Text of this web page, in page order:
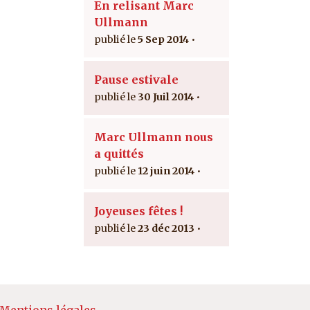
En relisant Marc
Ullmann
5 Sep 2014
Pause estivale
30 Juil 2014
Marc Ullmann nous
a quittés
12 juin 2014
Joyeuses fêtes !
23 déc 2013